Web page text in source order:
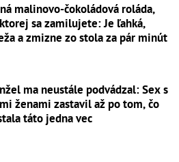
malinovo-čokoládová roláda,
sa zamilujete: Je ľahká,
a zmizne zo stola za pár minút
ma neustále podvádzal: Sex s
ženami zastavil až po tom, čo
táto jedna vec